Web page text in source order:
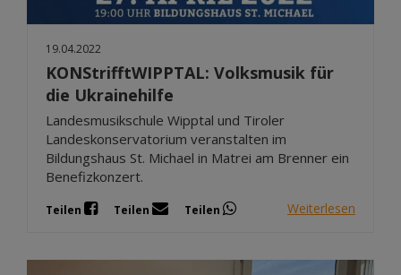
19.04.2022
KONStrifftWIPPTAL: Volksmusik für
die Ukrainehilfe
Landesmusikschule Wipptal und Tiroler
Landeskonservatorium veranstalten im
Bildungshaus St. Michael in Matrei am Brenner ein
Benefizkonzert.
Teilen Teilen Teilen Weiterlesen